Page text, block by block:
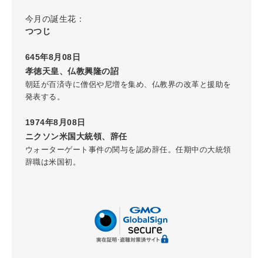
今月の誕生花：
つつじ
645年8月08日
孝徳天皇、仏教興隆の詔
朝廷が百済寺に僧侶や尼増を集め、仏教界の改革と援助を
発表する。
1974年8月08日
ニクソン米国大統領、辞任
ウォーターゲート事件の関与を認め辞任。任期中の大統領
辞職は米国初。